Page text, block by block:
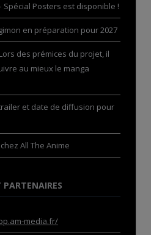
Spécial Posters est disponible !
en préparation pour 2027
des prémices du projet, il
au mieux le manga
et date de diffusion pour
All The Anime
PARTENAIRES
media.fr/